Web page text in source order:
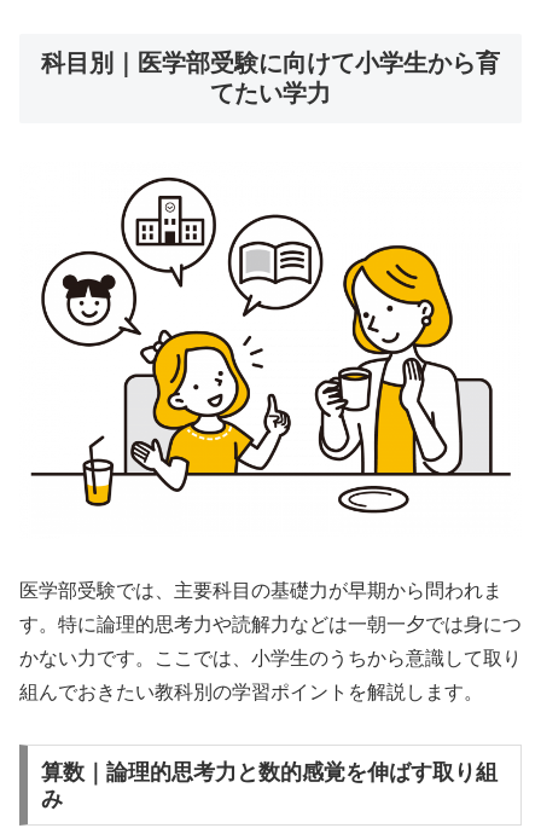
科目別｜医学部受験に向けて小学生から育
てたい学力
医学部受験では、主要科目の基礎力が早期から問われま
す。特に論理的思考力や読解力などは一朝一夕では身につ
かない力です。ここでは、小学生のうちから意識して取り
組んでおきたい教科別の学習ポイントを解説します。
算数｜論理的思考力と数的感覚を伸ばす取り組
み